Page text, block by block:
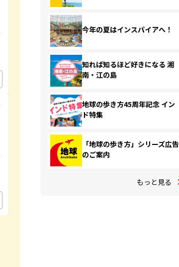
今年の夏はインスパイアへ！
知れば知るほど好きになる 湘
南・江の島
地球の歩き方45周年記念 イン
ド特集
「地球の歩き方」シリーズ広告
のご案内
もっと見る